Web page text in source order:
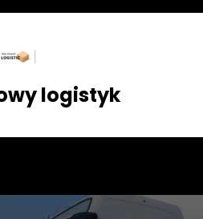
logistyk